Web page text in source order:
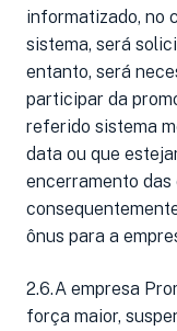
informatizado, no
sistema, será
entanto, será
participar da
referido sistema
data ou que
encerramento das
ônus para a
2.6.A empresa
força maior,